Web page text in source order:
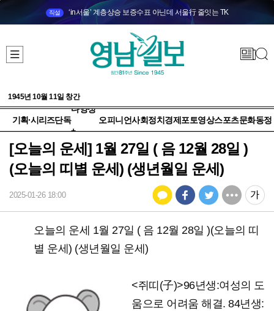
직설 ‘in서울’ 계층상승 보증수표 아닌데 서울行 줄잇는 TK
1945년 10월 11일 창간
기획·시리즈단독
다양성
+
오피니언사회정치 경제 포토영상스포츠문화동정
[오늘의 운세] 1월 27일 ( 음 12월 28일 )
(오늘의 띠별 운세) (생년월일 운세)
2025-01-26 18:00
오늘의 운세 1월 27일 ( 음 12월 28일 )(오늘의 띠
별 운세) (생년월일 운세)
<쥐띠(子)>96년생:여성의 도
움으로 어려움 해결. 84년생: